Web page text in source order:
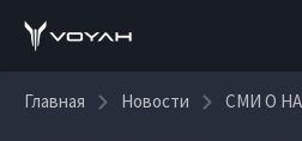
Главная Новости СМИ О